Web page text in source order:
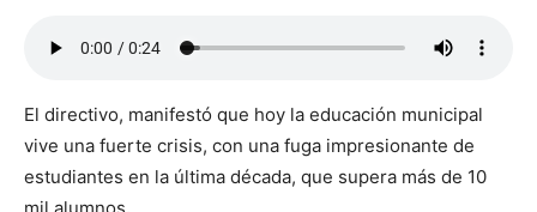
El directivo, manifestó que hoy la educación municipal
vive una fuerte crisis, con una fuga impresionante de
estudiantes en la última década, que supera más de 10
mil alumnos.